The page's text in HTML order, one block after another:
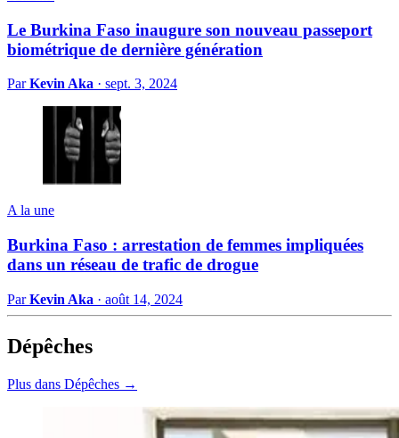
Le Burkina Faso inaugure son nouveau passeport
biométrique de dernière génération
ParKevin Aka · sept. 3, 2024
A la une
Burkina Faso : arrestation de femmes impliquées
dans un réseau de trafic de drogue
ParKevin Aka · août 14, 2024
Dépêches
Plus dans Dépêches →